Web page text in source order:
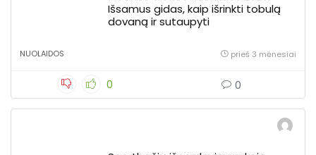
Išsamus gidas, kaip išrinkti tobulą
dovaną ir sutaupyti
NUOLAIDOS prieš 3 mėnesiai
0 0